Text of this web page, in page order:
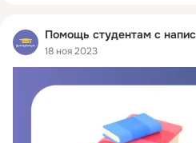
Помощь студентам с
18 ноя 2023